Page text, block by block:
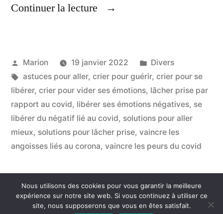
Continuer la lecture
« Crier
Efficace
Pour
Guérir »
Publié
par
Marion 19 janvier 2022
Publié
dans
Divers
Étiquettes :
astuces pour aller, crier pour guérir, crier pour se
libérer, crier pour vider ses émotions, lâcher prise par
rapport au covid, libérer ses émotions négatives, se
libérer du négatif lié au covid, solutions pour aller
mieux, solutions pour lâcher prise, vaincre les
angoisses liés au corona, vaincre les peurs du covid
Consommer Autrement,Fièrement propulsé par
WordPress.
Nous utilisons des cookies pour vous garantir la meilleure
expérience sur notre site web. Si vous continuez à utiliser ce
site, nous supposerons que vous en êtes satisfait.